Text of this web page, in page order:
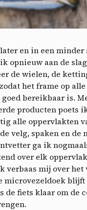
en in een minder
opnieuw aan de
de wielen, de
het frame op alle
bereikbaar is.
producten poets
alle oppervlakten
velg, spaken en de
ga ik
over elk
verbaas mij over het
microvezeldoek blijft
de fiets klaar om de